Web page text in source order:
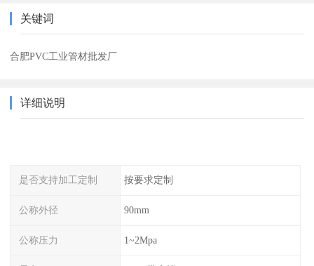
关键词
合肥PVC工业管材批发厂
详细说明
是否支持加工定制 按要求定制
公称外径 90mm
公称压力 1~2Mpa